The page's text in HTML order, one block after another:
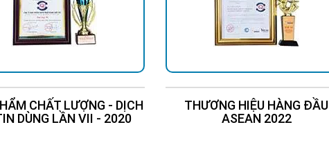
CHẤT LƯỢNG - DỊCH
DÙNG LẦN VII - 2020
THƯƠNG HIỆU HÀNG ĐẦU
ASEAN 2022